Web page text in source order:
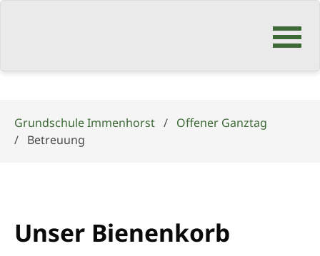
Navigation
Grundschule Immenhorst
Offener Ganztag
Betreuung
Unser Bienenkorb